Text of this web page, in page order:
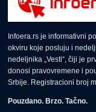
Infoera.rs je informativni
okviru koje posluju i
nedeljnika „Vesti“, čiji je
donosi pravovremene i
Srbije. Registracioni broj
Pouzdano. Brzo. Tačno.